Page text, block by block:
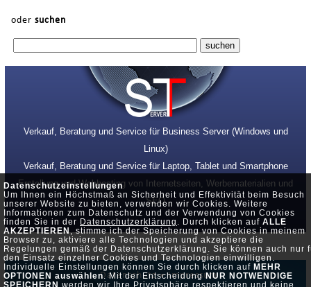
Datenschutzeinstellungen
Um Ihnen ein Höchstmaß an Sicherheit und Effektivität beim Besuch
unserer Website zu bieten, verwenden wir Cookies. Weitere
Informationen zum Datenschutz und der Verwendung von Cookies
finden Sie in der Datenschutzerklärung . Durch klicken auf ALLE
AKZEPTIEREN, stimme ich der Speicherung von Cookies in meinem
Browser zu, aktiviere alle Technologien und akzeptiere die
Regelungen gemäß der Datenschutzerklärung. Sie können auch nur
den Einsatz einzelner Cookies und Technologien einwilligen.
Individuelle Einstellungen können Sie durch klicken auf MEHR
OPTIONEN auswählen. Mit der EntscheidungNUR NOTWENDIGE
SPEICHERN werden wir Ihre Privatsphäre respektieren und keine
oder suchen
Verkauf, Beratung und Service für Business Server (Windows und
Linux)
Verkauf, Beratung und Service für Laptop, Tablet und Smartphone
Erstellung und Webhosting von Internetseiten, Werbematerialien und
SEO
Datenschutz •Impressum